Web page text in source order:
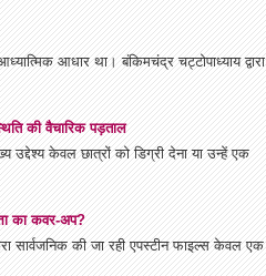
आधार था। बंकिमचंद्र चट्टोपाध्याय द्वारा
की वैचारिक पड़ताल
केवल छात्रों को डिग्री देना या उन्हें एक
का कवर-अप?
सार्वजनिक की जा रही एपस्टीन फाइल्स केवल एक